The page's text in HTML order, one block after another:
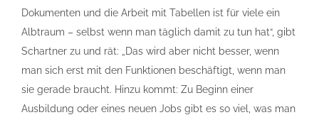
Dokumenten und die Arbeit mit Tabellen ist für viele ein
Albtraum – selbst wenn man täglich damit zu tun hat“, gibt
Schartner zu und rät: „Das wird aber nicht besser, wenn
man sich erst mit den Funktionen beschäftigt, wenn man
sie gerade braucht. Hinzu kommt: Zu Beginn einer
Ausbildung oder eines neuen Jobs gibt es so viel, was man